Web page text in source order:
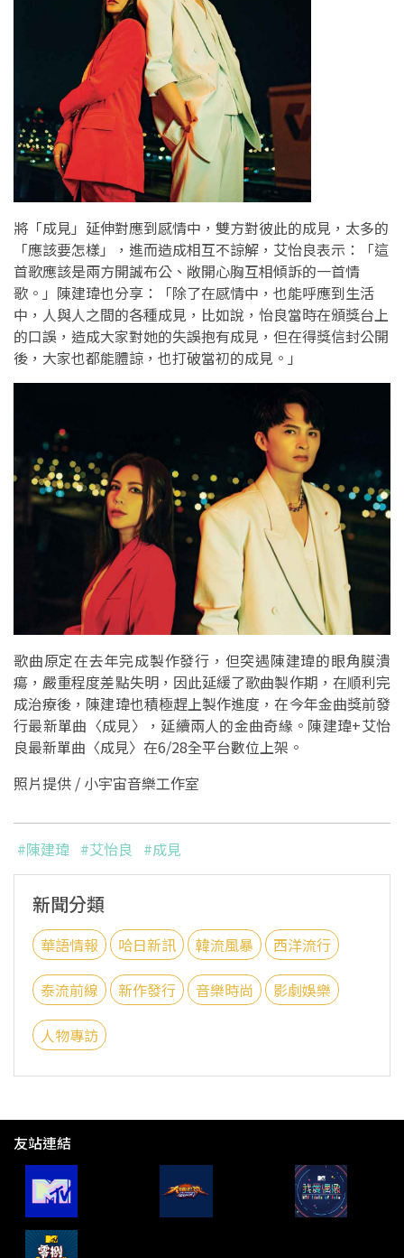
將「成見」延伸對應到感情中，雙方對彼此的成見，太多的
「應該要怎樣」，進而造成相互不諒解，艾怡良表示：「這
首歌應該是兩方開誠布公、敞開心胸互相傾訴的一首情
歌。」陳建瑋也分享：「除了在感情中，也能呼應到生活
中，人與人之間的各種成見，比如說，怡良當時在頒獎台上
的口誤，造成大家對她的失誤抱有成見，但在得獎信封公開
後，大家也都能體諒，也打破當初的成見。」
歌曲原定在去年完成製作發行，但突遇陳建瑋的眼角膜潰
瘍，嚴重程度差點失明，因此延緩了歌曲製作期，在順利完
成治療後，陳建瑋也積極趕上製作進度，在今年金曲獎前發
行最新單曲〈成見〉，延續兩人的金曲奇緣。陳建瑋+艾怡
良最新單曲〈成見〉在6/28全平台數位上架。
照片提供 / 小宇宙音樂工作室
#陳建瑋 #艾怡良 #成見
新聞分類
華語情報 哈日新訊 韓流風暴 西洋流行
泰流前線 新作發行 音樂時尚 影劇娛樂
人物專訪
友站連結